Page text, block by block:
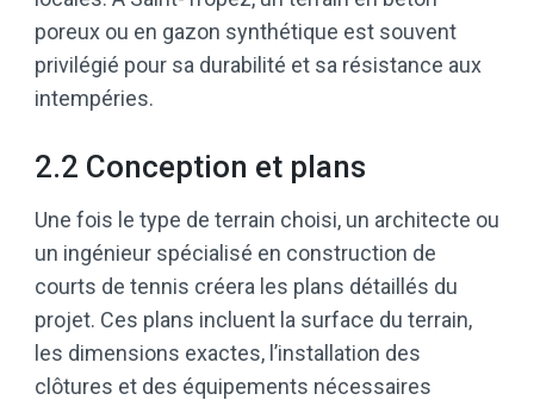
poreux ou en gazon synthétique est souvent
privilégié pour sa durabilité et sa résistance aux
intempéries.
2.2 Conception et plans
Une fois le type de terrain choisi, un architecte ou
un ingénieur spécialisé en construction de
courts de tennis créera les plans détaillés du
projet. Ces plans incluent la surface du terrain,
les dimensions exactes, l’installation des
clôtures et des équipements nécessaires